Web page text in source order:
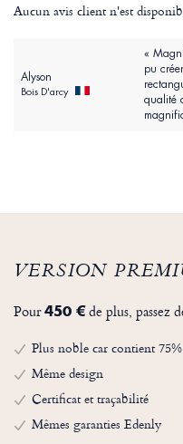
Aucun avis client n'est
Alyson
Bois D'arcy
«
pu
qualité
VERSION
Pour450 €de plus, passez
Plus noble car contient
Même design
Certificat et traçabilité
Mêmes garanties Edenly